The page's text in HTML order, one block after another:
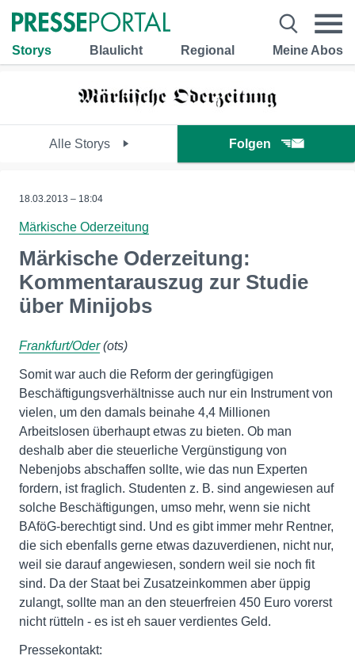
Storys Blaulicht Regional Meine Abos
Alle Storys Folgen
18.03.2013 – 18:04
Märkische Oderzeitung
Märkische Oderzeitung:
Kommentarauszug zur Studie
über Minijobs
Frankfurt/Oder(ots)
Somit war auch die Reform der geringfügigen
Beschäftigungsverhältnisse auch nur ein Instrument von
vielen, um den damals beinahe 4,4 Millionen
Arbeitslosen überhaupt etwas zu bieten. Ob man
deshalb aber die steuerliche Vergünstigung von
Nebenjobs abschaffen sollte, wie das nun Experten
fordern, ist fraglich. Studenten z. B. sind angewiesen auf
solche Beschäftigungen, umso mehr, wenn sie nicht
BAföG-berechtigt sind. Und es gibt immer mehr Rentner,
die sich ebenfalls gerne etwas dazuverdienen, nicht nur,
weil sie darauf angewiesen, sondern weil sie noch fit
sind. Da der Staat bei Zusatzeinkommen aber üppig
zulangt, sollte man an den steuerfreien 450 Euro vorerst
nicht rütteln - es ist eh sauer verdientes Geld.
Pressekontakt: